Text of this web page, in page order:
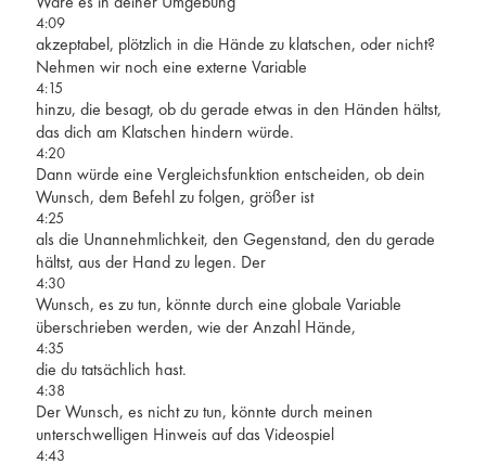
4:09
akzeptabel, plötzlich in die Hände zu klatschen, oder nicht?
Nehmen wir noch eine externe Variable
4:15
hinzu, die besagt, ob du gerade etwas in den Händen hältst,
das dich am Klatschen hindern würde.
4:20
Dann würde eine Vergleichsfunktion entscheiden, ob dein
Wunsch, dem Befehl zu folgen, größer ist
4:25
als die Unannehmlichkeit, den Gegenstand, den du gerade
hältst, aus der Hand zu legen. Der
4:30
Wunsch, es zu tun, könnte durch eine globale Variable
überschrieben werden, wie der Anzahl Hände,
4:35
die du tatsächlich hast.
4:38
Der Wunsch, es nicht zu tun, könnte durch meinen
unterschwelligen Hinweis auf das Videospiel
4:43